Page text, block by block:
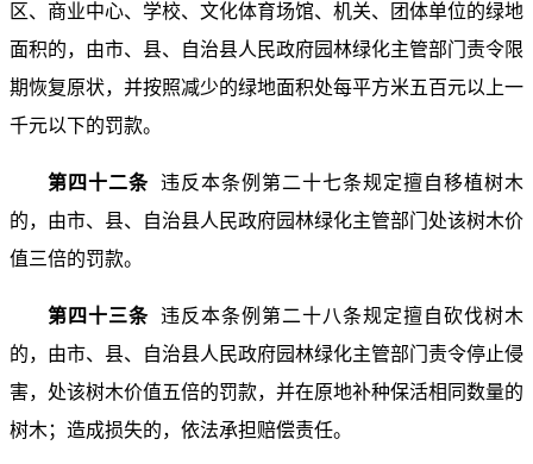
区、商业中心、学校、文化体育场馆、机关、团体单位的绿地
面积的，由市、县、自治县人民政府园林绿化主管部门责令限
期恢复原状，并按照减少的绿地面积处每平方米五百元以上一
千元以下的罚款。
第四十二条 违反本条例第二十七条规定擅自移植树木
的，由市、县、自治县人民政府园林绿化主管部门处该树木价
值三倍的罚款。
第四十三条 违反本条例第二十八条规定擅自砍伐树木
的，由市、县、自治县人民政府园林绿化主管部门责令停止侵
害，处该树木价值五倍的罚款，并在原地补种保活相同数量的
树木；造成损失的，依法承担赔偿责任。